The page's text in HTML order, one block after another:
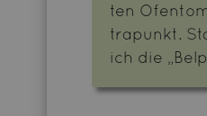
ten
tra­punkt.
ich die